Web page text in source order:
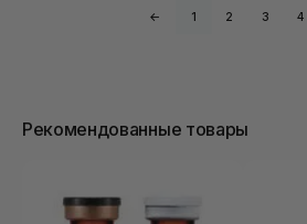
← 1 2 3 4
Рекомендованные товары